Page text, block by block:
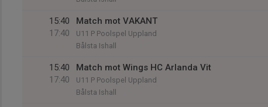
15:40
17:40
Match mot VAKANT
U11 P Poolspel Uppland
Bålsta Ishall
15:40
17:40
Match mot Wings HC Arlanda Vit
U11 P Poolspel Uppland
Bålsta Ishall